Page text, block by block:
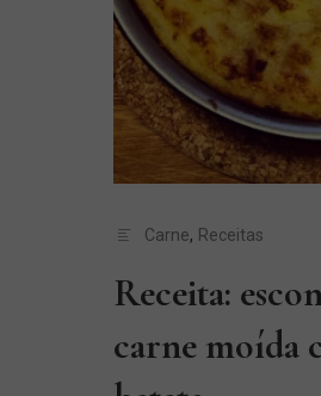
Carne, Receitas
Receita:
carne moída